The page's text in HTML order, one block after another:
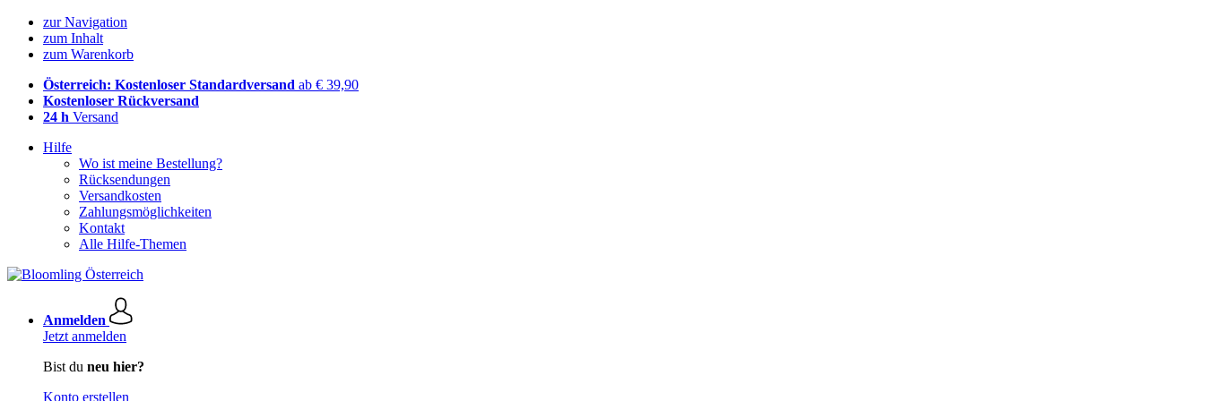
zur Navigation
zum Inhalt
zum Warenkorb
Österreich: Kostenloser Standardversand ab € 39,90
Kostenloser Rückversand
24 h Versand
Hilfe
Wo ist meine Bestellung?
Rücksendungen
Versandkosten
Zahlungsmöglichkeiten
Kontakt
Alle Hilfe-Themen
Anmelden
Jetzt anmelden
Bist du neu hier?
Konto erstellen